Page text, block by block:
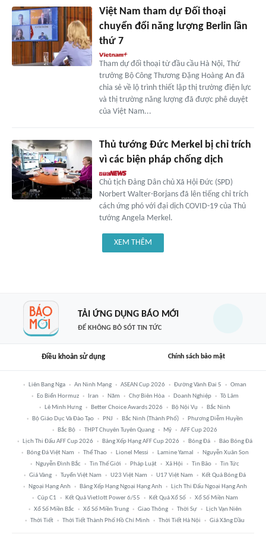
Việt Nam tham dự Đối thoại
chuyển đổi năng lượng Berlin lần
thứ 7
Tham dự đối thoại từ đầu cầu Hà Nội, Thứ
trưởng Bộ Công Thương Đặng Hoàng An đã
chia sẻ về lộ trình thiết lập thị trường điện lực
và thị trường năng lượng đã được phê duyệt
của Việt Nam...
Thủ tướng Đức Merkel bị chỉ trích
vì các biện pháp chống dịch
Chủ tịch Đảng Dân chủ Xã Hội Đức (SPD)
Norbert Walter-Borjans đã lên tiếng chỉ trích
cách ứng phó với đại dịch COVID-19 của Thủ
tướng Angela Merkel.
XEM THÊM
TẢI ỨNG DỤNG BÁO MỚI
ĐỂ KHÔNG BỎ SÓT TIN TỨC
Điều khoản sử dụng Chính sách bảo mật
Liên Bang Nga An Ninh Mạng ASEAN Cup 2026 Đường Vành Đai 5
Oman
Eo Biển Hormuz
Iran Năm Chợ Biên Hòa Doanh Nghiệp
Tô Lâm
Lê Minh Hưng
Better Choice Awards 2026 Bộ Nội Vụ
Bắc Ninh
Bộ Giáo Dục Và Đào Tạo
PNJ Bắc Ninh (thành Phố)
Phương Diễm Huyền
Bắc Bộ
THPT Chuyên Tuyên Quang Mỹ
AFF Cup 2026
Lịch Thi Đấu AFF Cup 2026
Bảng Xếp Hạng AFF Cup 2026 Bóng Đá
Báo Bóng Đá
Bóng Đá Việt Nam
Thể Thao Lionel Messi Lamine Yamal
Nguyễn Xuân Son
Nguyễn Đình Bắc
Tin Thế Giới Pháp Luật Xã Hội Tin Bão
Tin Tức
Giá Vàng
Tuyển Việt Nam U23 Việt Nam U17 Việt Nam
Kết Quả Bóng Đá
Ngoại Hạng Anh
Bảng Xếp Hạng Ngoại Hạng Anh
Lịch Thi Đấu Ngoại Hạng Anh
Cúp C1
Kết Quả Vietlott Power 6/55 Kết Quả Xổ Số
Xổ Số Miền Nam
Xổ Số Miền Bắc
Xổ Số Miền Trung Giao Thông Thời Sự
Lịch Vạn Niên
Thời Tiết
Thời Tiết Thành Phố Hồ Chí Minh Thời Tiết Hà Nội Giá Xăng Dầu